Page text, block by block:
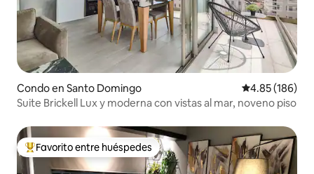
Condo en Santo Domingo Calificación
4.85 (186)
Suite Brickell Lux y moderna con vistas al mar, noveno piso
Favorito entre huéspedes preferido
Favorito entre huéspedes